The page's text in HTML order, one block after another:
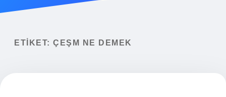
Yasal Uyarı
ETIKET: ÇEŞM NE DEMEK